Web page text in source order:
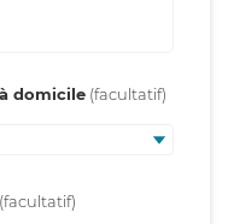
domicile